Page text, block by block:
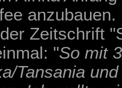
anzubauen.
Zeitschrift
"So mit
Tansania